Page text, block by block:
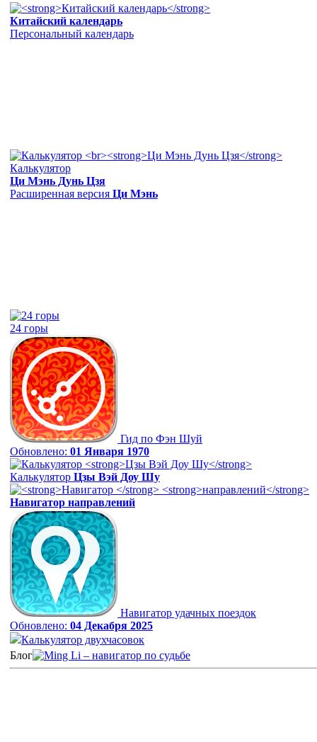
Китайский календарь
Персональный календарь
Калькулятор
Ци Мэнь Дунь Цзя
Расширенная версия Ци Мэнь
24 горы
Гид по Фэн Шуй
Обновлено: 01 Января 1970
Калькулятор Цзы Вэй Доу Шу
Навигатор направлений
Навигатор удачных поездок
Обновлено: 04 Декабря 2025
Калькулятор двухчасовок
Блог